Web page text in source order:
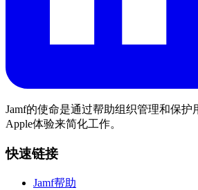
Jamf的使命是通过帮助组织管理和保护
Apple体验来简化工作。
快速链接
Jamf帮助